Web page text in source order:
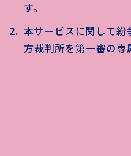
す。
本サービスに関して
方裁判所を第一審の専